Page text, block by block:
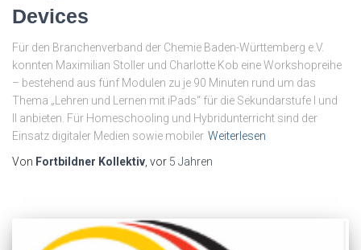
Devices
Für den Branchenverband der Chemie Baden-Württemberg e.V.
konnten Maximilian Stoller und Charlotte Kob eine Workshopreihe
– bestehend aus fünf Modulen zu je 90 Minuten rund um das
Thema „Lehren und Lernen mit iPads“ für die Sekundarstufe I und
II anbieten. Für Homeschooling und Hybridunterricht sind der
Einsatz digitaler Medien sowie mobiler Weiterlesen
Von Fortbildner Kollektiv , vor 5 Jahren